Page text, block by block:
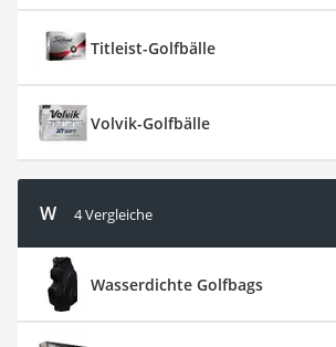
Titleist-Golfbälle
Volvik-Golfbälle
W 4 Vergleiche
Wasserdichte Golfbags